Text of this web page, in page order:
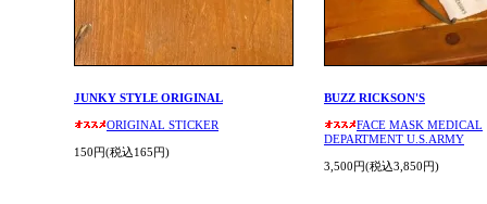
JUNKY STYLE ORIGINAL
ORIGINAL STICKER
150円(税込165円)
BUZZ RICKSON'S
FACE MASK MEDICAL
DEPARTMENT U.S.ARMY
3,500円(税込3,850円)